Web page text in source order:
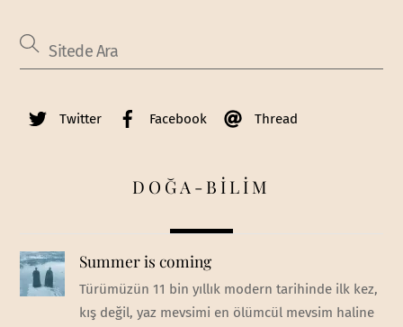
Twitter Facebook Thread
DOĞA-BİLİM
Summer is coming
Türümüzün 11 bin yıllık modern tarihinde ilk kez,
kış değil, yaz mevsimi en ölümcül mevsim haline